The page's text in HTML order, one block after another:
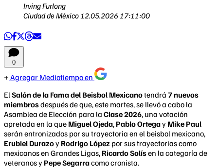
Irving Furlong
Ciudad de México 12.05.2026 17:11:00
0
Agregar Mediotiempo en
El Salón de la Fama del Beisbol Mexicanotendrá 7 nuevos
miembrosdespués de que, este martes, se llevó a cabo la
Asamblea de Elección para la Clase 2026, una votación
apretada en la que Miguel Ojeda, Pablo Ortegay Mike Paul
serán entronizados por su trayectoria en el beisbol mexicano,
Erubiel Durazoy Rodrigo López por sus trayectorias como
mexicanos en Grandes Ligas, Ricardo Solísen la categoría de
veteranos y Pepe Segarracomo cronista.